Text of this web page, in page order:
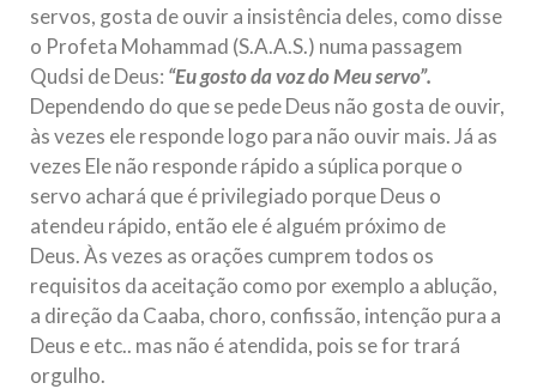
servos, gosta de ouvir a insistência deles, como disse
o Profeta Mohammad (S.A.A.S.) numa passagem
Qudsi de Deus: “Eu gosto da voz do Meu servo”.
Dependendo do que se pede Deus não gosta de ouvir,
às vezes ele responde logo para não ouvir mais. Já as
vezes Ele não responde rápido a súplica porque o
servo achará que é privilegiado porque Deus o
atendeu rápido, então ele é alguém próximo de
Deus. Às vezes as orações cumprem todos os
requisitos da aceitação como por exemplo a ablução,
a direção da Caaba, choro, confissão, intenção pura a
Deus e etc.. mas não é atendida, pois se for trará
orgulho.